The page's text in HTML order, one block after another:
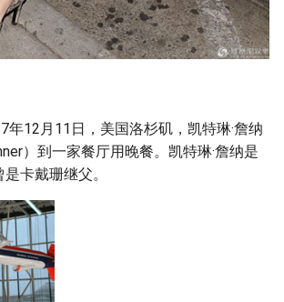
年12月11日，美国洛杉矶，凯特琳·詹纳
）到一家餐厅用晚餐。凯特琳·詹纳是
卡戴珊继父。